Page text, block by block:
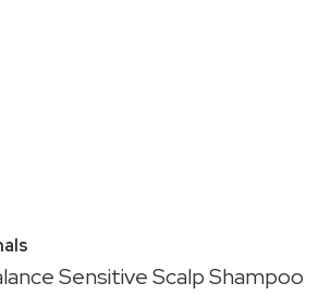
Sensitive Scalp Shampoo